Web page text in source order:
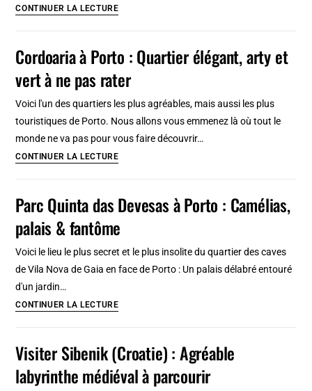
CONTINUER LA LECTURESurprenants
:
Boavista
Lordelo
à
Cordoaria à Porto : Quartier élégant, arty et
vert à ne pas rater
Voici l'un des quartiers les plus agréables, mais aussi les plus
touristiques de Porto. Nous allons vous emmenez là où tout le
monde ne va pas pour vous faire découvrir…
CONTINUER LA LECTURECordoaria
Quartier
à
pas
rater
Parc Quinta das Devesas à Porto : Camélias,
palais & fantôme
Voici le lieu le plus secret et le plus insolite du quartier des caves
de Vila Nova de Gaia en face de Porto : Un palais délabré entouré
d'un jardin…
CONTINUER LA LECTUREParc
Devesas
à
Visiter Sibenik (Croatie) : Agréable
labyrinthe médiéval à parcourir